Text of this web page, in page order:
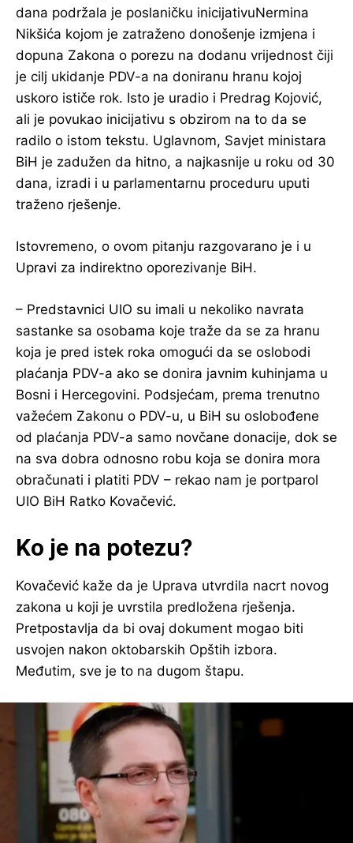
dana podržala je poslaničku inicijativuNermina
Nikšića kojom je zatraženo donošenje izmjena i
dopuna Zakona o porezu na dodanu vrijednost čiji
je cilj ukidanje PDV-a na doniranu hranu kojoj
uskoro ističe rok. Isto je uradio i Predrag Kojović,
ali je povukao inicijativu s obzirom na to da se
radilo o istom tekstu. Uglavnom, Savjet ministara
BiH je zadužen da hitno, a najkasnije u roku od 30
dana, izradi i u parlamentarnu proceduru uputi
traženo rješenje.
Istovremeno, o ovom pitanju razgovarano je i u
Upravi za indirektno oporezivanje BiH.
– Predstavnici UIO su imali u nekoliko navrata
sastanke sa osobama koje traže da se za hranu
koja je pred istek roka omogući da se oslobodi
plaćanja PDV-a ako se donira javnim kuhinjama u
Bosni i Hercegovini. Podsjećam, prema trenutno
važećem Zakonu o PDV-u, u BiH su oslobođene
od plaćanja PDV-a samo novčane donacije, dok se
na sva dobra odnosno robu koja se donira mora
obračunati i platiti PDV – rekao nam je portparol
UIO BiH Ratko Kovačević.
Ko je na potezu?
Kovačević kaže da je Uprava utvrdila nacrt novog
zakona u koji je uvrstila predložena rješenja.
Pretpostavlja da bi ovaj dokument mogao biti
usvojen nakon oktobarskih Opštih izbora.
Međutim, sve je to na dugom štapu.